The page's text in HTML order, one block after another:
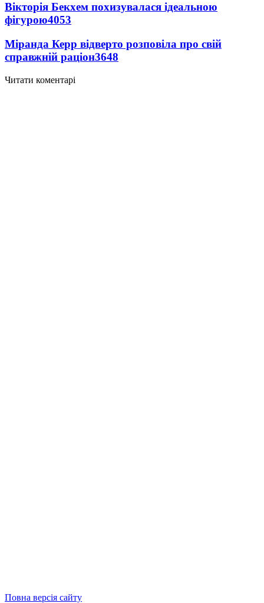
Вікторія Бекхем похизувалася ідеальною
фігурою4053
Міранда Керр відверто розповіла про свій
справжній раціон3648
Читати коментарі
Повна версія сайту